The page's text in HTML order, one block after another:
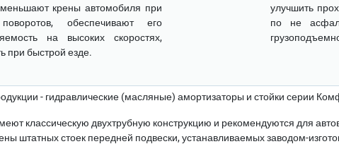
крены автомобиля при
обеспечивают его
на высоких скоростях,
при быстрой езде.
улучшить
по не
- гидравлические (масляные) амортизаторы и стойки серии
классическую двухтрубную конструкцию и рекомендуются для
штатных стоек передней подвески, устанавливаемых заводом-